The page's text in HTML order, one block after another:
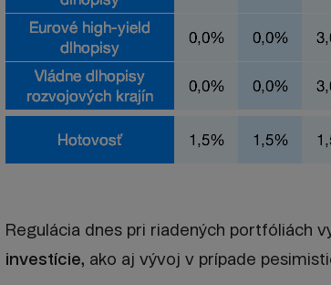
Regulácia dnes pri riadených portfóliách
investície, ako aj vývoj v prípade